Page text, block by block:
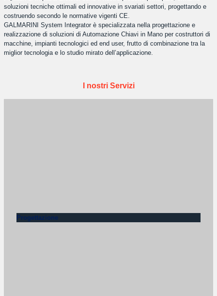
soluzioni tecniche ottimali ed innovative in svariati settori, progettando e
costruendo secondo le normative vigenti CE.
GALMARINI System Integrator è specializzata nella progettazione e
realizzazione di soluzioni di Automazione Chiavi in Mano per costruttori di
macchine, impianti tecnologici ed end user, frutto di combinazione tra la
miglior tecnologia e lo studio mirato dell’applicazione.
I nostri Servizi
Progettazione